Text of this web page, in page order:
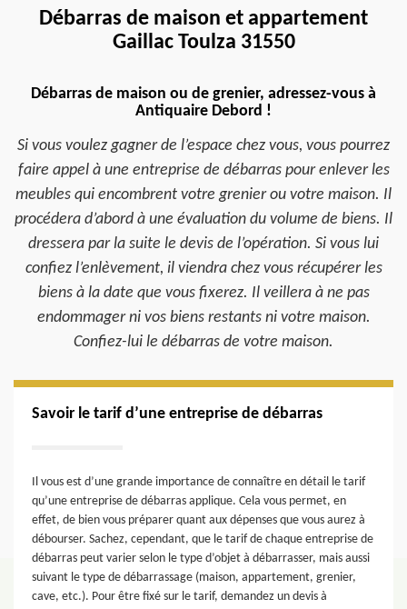
Débarras de maison et appartement
Gaillac Toulza 31550
Débarras de maison ou de grenier, adressez-vous à
Antiquaire Debord !
Si vous voulez gagner de l’espace chez vous, vous pourrez
faire appel à une entreprise de débarras pour enlever les
meubles qui encombrent votre grenier ou votre maison. Il
procédera d’abord à une évaluation du volume de biens. Il
dressera par la suite le devis de l’opération. Si vous lui
confiez l’enlèvement, il viendra chez vous récupérer les
biens à la date que vous fixerez. Il veillera à ne pas
endommager ni vos biens restants ni votre maison.
Confiez-lui le débarras de votre maison.
Savoir le tarif d’une entreprise de débarras
Il vous est d’une grande importance de connaître en détail le tarif
qu’une entreprise de débarras applique. Cela vous permet, en
effet, de bien vous préparer quant aux dépenses que vous aurez à
débourser. Sachez, cependant, que le tarif de chaque entreprise de
débarras peut varier selon le type d’objet à débarrasser, mais aussi
suivant le type de débarrassage (maison, appartement, grenier,
cave, etc.). Pour être fixé sur le tarif, demandez un devis à